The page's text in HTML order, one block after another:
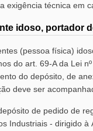
exigência técnica em
idoso, portador
(pessoa física)
do art. 69-A da Lei
do depósito, de
deve ser
de pedido de
Industriais - dirigido